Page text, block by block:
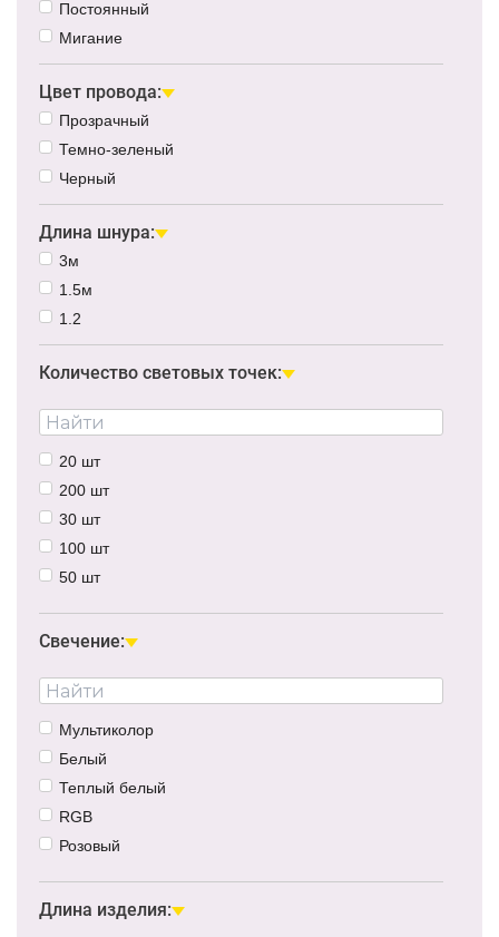
Постоянный
Мигание
Цвет провода:
Прозрачный
Темно-зеленый
Черный
Длина шнура:
3м
1.5м
1.2
Количество световых точек:
20 шт
200 шт
30 шт
100 шт
50 шт
10 шт
300 шт
Свечение:
Мультиколор
Белый
Теплый белый
RGB
Розовый
Зеленый
Длина изделия: